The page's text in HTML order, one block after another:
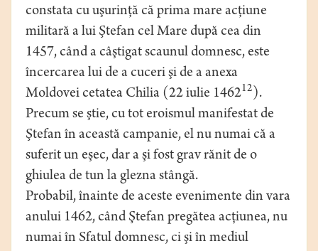
constata cu uşurinţă că prima mare acţiune
militară a lui Ştefan cel Mare după cea din
1457, când a câştigat scaunul domnesc, este
încercarea lui de a cuceri şi de a anexa
Moldovei cetatea Chilia (22 iulie 146212).
Precum se ştie, cu tot eroismul manifestat de
Ştefan în această campanie, el nu numai că a
suferit un eşec, dar a şi fost grav rănit de o
ghiulea de tun la glezna stângă.
Probabil, înainte de aceste evenimente din vara
anului 1462, când Ştefan pregătea acţiunea, nu
numai în Sfatul domnesc, ci şi în mediul